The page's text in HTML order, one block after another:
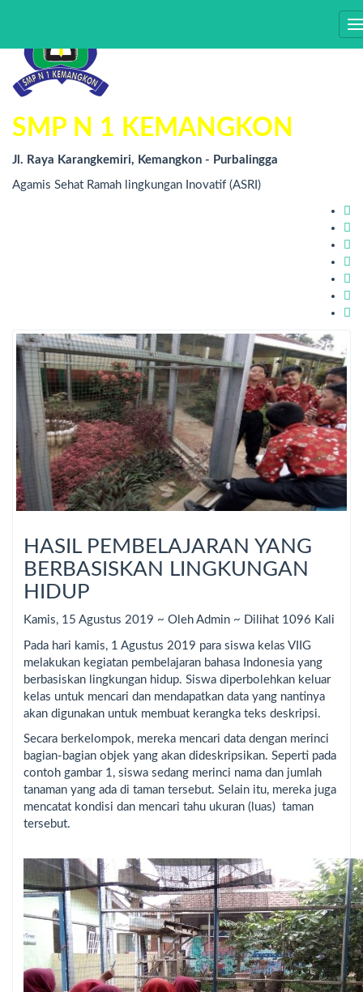
SMP N 1 KEMANGKON
Jl. Raya Karangkemiri, Kemangkon - Purbalingga
Agamis Sehat Ramah lingkungan Inovatif (ASRI)
HASIL PEMBELAJARAN YANG
BERBASISKAN LINGKUNGAN
HIDUP
Kamis, 15 Agustus 2019 ~ Oleh Admin ~ Dilihat 1096 Kali
Pada hari kamis, 1 Agustus 2019 para siswa kelas VIIG
melakukan kegiatan pembelajaran bahasa Indonesia yang
berbasiskan lingkungan hidup. Siswa diperbolehkan keluar
kelas untuk mencari dan mendapatkan data yang nantinya
akan digunakan untuk membuat kerangka teks deskripsi.
Secara berkelompok, mereka mencari data dengan merinci
bagian-bagian objek yang akan dideskripsikan. Seperti pada
contoh gambar 1, siswa sedang merinci nama dan jumlah
tanaman yang ada di taman tersebut. Selain itu, mereka juga
mencatat kondisi dan mencari tahu ukuran (luas) taman
tersebut.